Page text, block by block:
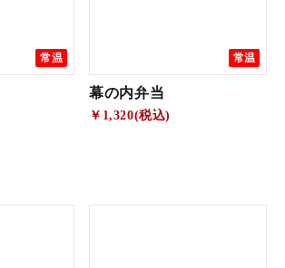
常温 常温
幕の内弁当
￥1,320(税込)